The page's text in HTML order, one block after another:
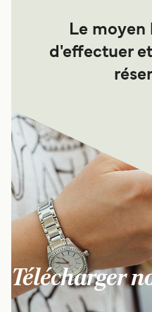
Le moyen
d'effectuer
Télécharger